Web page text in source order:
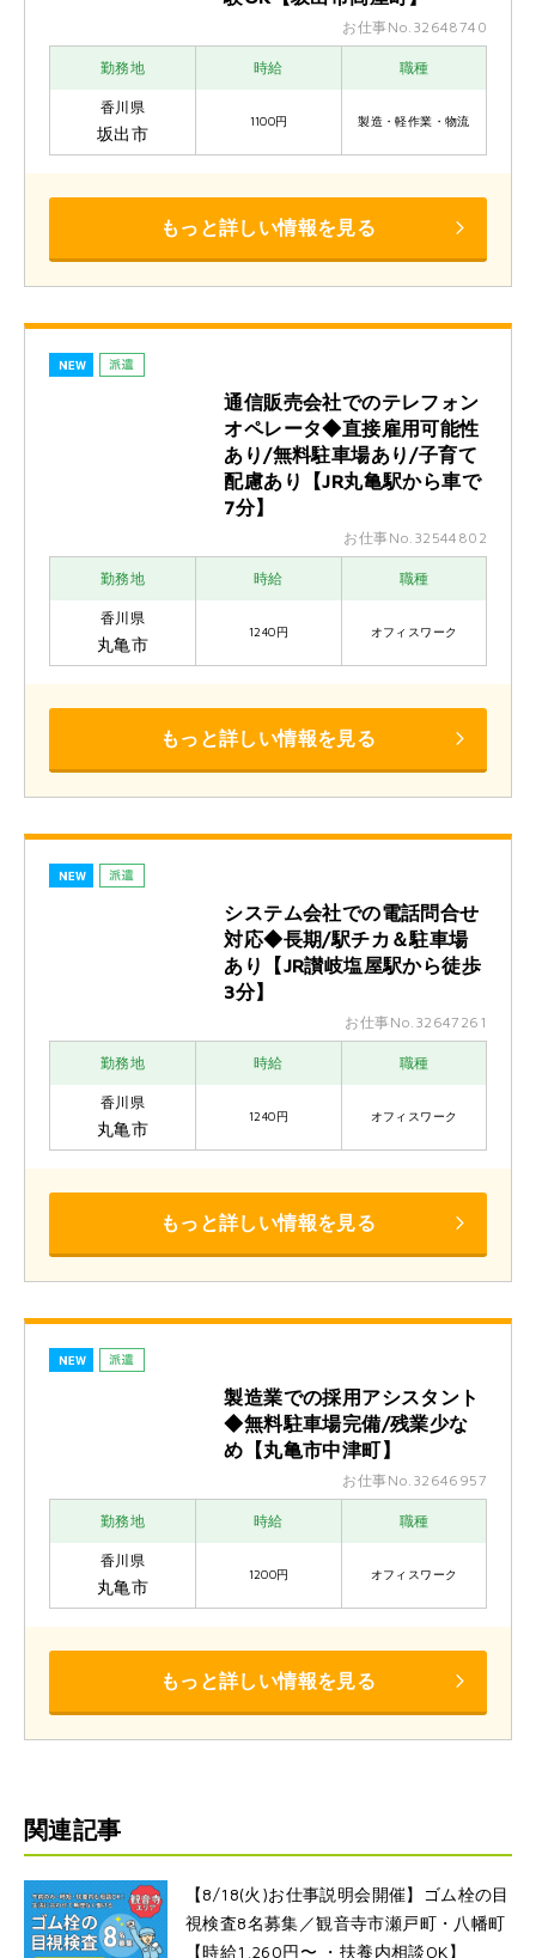
お仕事No.32648740
勤務地 時給 職種
香川県
坂出市
1100円 製造・軽作業・物流
もっと詳しい情報を見る
通信販売会社でのテレフォン
オペレータ◆直接雇用可能性
あり/無料駐車場あり/子育て
配慮あり【JR丸亀駅から車で
7分】
お仕事No.32544802
勤務地 時給 職種
香川県
丸亀市
1240円 オフィスワーク
もっと詳しい情報を見る
システム会社での電話問合せ
対応◆長期/駅チカ＆駐車場
あり【JR讃岐塩屋駅から徒歩
3分】
お仕事No.32647261
勤務地 時給 職種
香川県
丸亀市
1240円 オフィスワーク
もっと詳しい情報を見る
製造業での採用アシスタント
◆無料駐車場完備/残業少な
め【丸亀市中津町】
お仕事No.32646957
勤務地 時給 職種
香川県
丸亀市
1200円 オフィスワーク
もっと詳しい情報を見る
関連記事
【8/18(火)お仕事説明会開催】ゴム栓の目
視検査8名募集／観音寺市瀬戸町・八幡町
【時給1,260円〜 ・扶養内相談OK】